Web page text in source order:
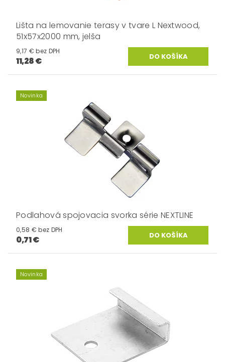
Lišta na lemovanie terasy v tvare L Nextwood,
51x57x2000 mm, jelša
9,17 € bez DPH
11,28 €
Novinka
Podlahová spojovacia svorka série NEXTLINE
0,58 € bez DPH
0,71 €
Novinka